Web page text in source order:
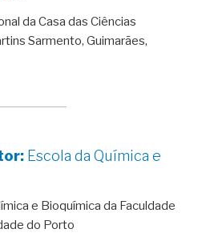
da Casa das Ciências
Sarmento, Guimarães,
Escola da Química e
e Bioquímica da Faculdade
do Porto